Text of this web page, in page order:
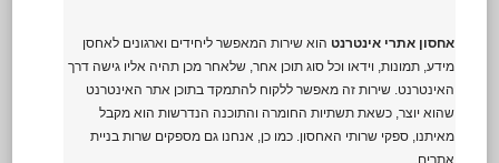
אחסון אתרי אינטרנט הוא שירות המאפשר ליחידים וארגונים לאחסן
מידע, תמונות, וידאו וכל סוג תוכן אחר, שלאחר מכן תהיה אליו גישה דרך
האינטרנט. שירות זה מאפשר ללקוח להתמקד בתוכן אתר האינטרנט
שהוא יוצר, כשאת תשתיות החומרה והתוכנה הנדרשות הוא מקבל
מאיתנו, ספקי שרותי האחסון. כמו כן, אנחנו גם מספקים שרות בניית
אתרים.